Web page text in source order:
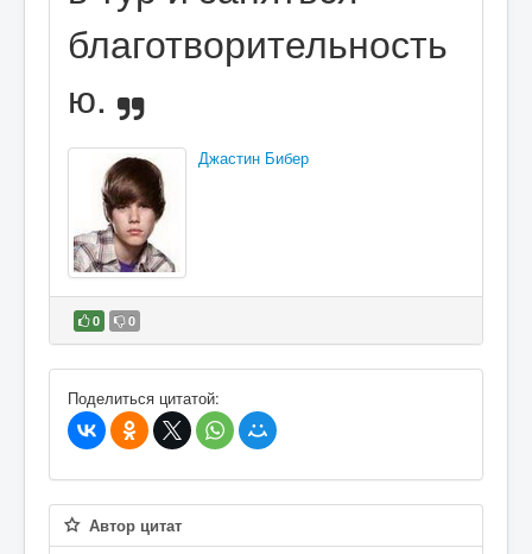
благотворительность
ю.
Джастин Бибер
0 0
В избранное
Поделиться цитатой:
Автор цитат